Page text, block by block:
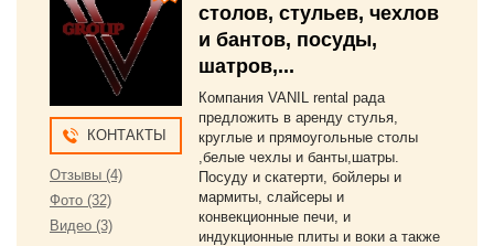
КОНТАКТЫ
Отзывы (4)
Фото (32)
Видео (3)
столов, стульев, чехлов
и бантов, посуды,
шатров,...
Компания VANIL rental рада
предложить в аренду стулья,
круглые и прямоугольные столы
,белые чехлы и банты,шатры.
Посуду и скатерти, бойлеры и
мармиты, слайсеры и
конвекционные печи, и
индукционные плиты и воки а также